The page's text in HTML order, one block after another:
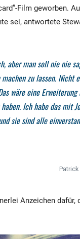
Film geworben.
sei, antwortete
aber man soll nie nie
zu lassen. Nicht
wäre eine
haben. Ich habe das mit
sie sind alle
Anzeichen